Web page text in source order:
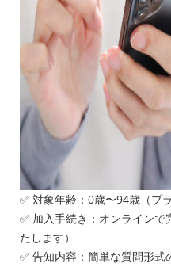
✅ 対象年齢：0歳〜94歳（プ
✅ 加入手続き：オンライン
たします）
✅ 告知内容：簡単な質問形式